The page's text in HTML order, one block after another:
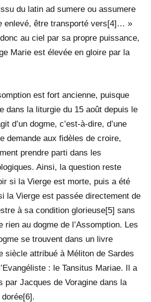
du latin ad sumere ou assumere
enlevé, être transporté vers[4]… »
au ciel par sa propre puissance,
Marie est élevée en gloire par la
est fort ancienne, puisque
dans la liturgie du 15 août depuis le
d’un dogme, c’est-à-dire, d’une
demande aux fidèles de croire,
prendre parti dans les
Ainsi, la question reste
si la Vierge est morte, puis a été
la Vierge est passée directement de
à sa condition glorieuse[5] sans
rien au dogme de l’Assomption. Les
se trouvent dans un livre
siècle attribué à Méliton de Sardes
: le Tansitus Mariae. Il a
par Jacques de Voragine dans la